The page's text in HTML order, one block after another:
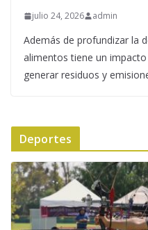
julio 24, 2026 admin
Además de profundizar la
alimentos tiene un
generar residuos y
Deportes